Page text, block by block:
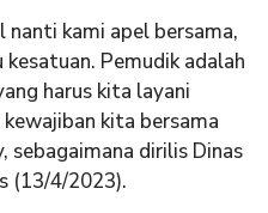
kami apel bersama,
Pemudik adalah
harus kita layani
kita bersama
sebagaimana dirilis Dinas
(13/4/2023).